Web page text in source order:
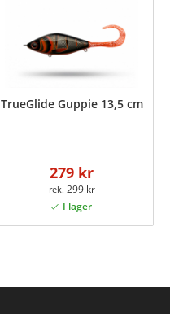
TrueGlide Guppie 13,5 cm
279 kr
299 kr